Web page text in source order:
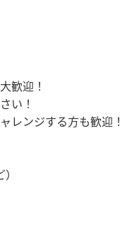
歓迎！
い！
レンジする方も歓迎！